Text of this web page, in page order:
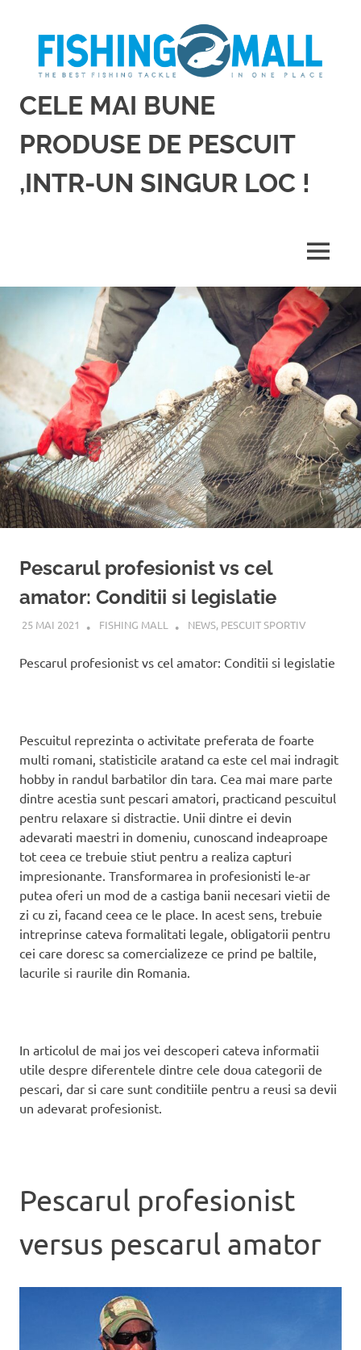
conținut
CELE MAI BUNE
PRODUSE DE PESCUIT
,INTR-UN SINGUR LOC !
MENU
Pescarul profesionist vs cel
amator: Conditii si legislatie
25 MAI 2021 FISHING MALL NEWS, PESCUIT SPORTIV
Pescarul profesionist vs cel amator: Conditii si legislatie
Pescuitul reprezinta o activitate preferata de foarte
multi romani, statisticile aratand ca este cel mai indragit
hobby in randul barbatilor din tara. Cea mai mare parte
dintre acestia sunt pescari amatori, practicand pescuitul
pentru relaxare si distractie. Unii dintre ei devin
adevarati maestri in domeniu, cunoscand indeaproape
tot ceea ce trebuie stiut pentru a realiza capturi
impresionante. Transformarea in profesionisti le-ar
putea oferi un mod de a castiga banii necesari vietii de
zi cu zi, facand ceea ce le place. In acest sens, trebuie
intreprinse cateva formalitati legale, obligatorii pentru
cei care doresc sa comercializeze ce prind pe baltile,
lacurile si raurile din Romania.
In articolul de mai jos vei descoperi cateva informatii
utile despre diferentele dintre cele doua categorii de
pescari, dar si care sunt conditiile pentru a reusi sa devii
un adevarat profesionist.
Pescarul profesionist
versus pescarul amator